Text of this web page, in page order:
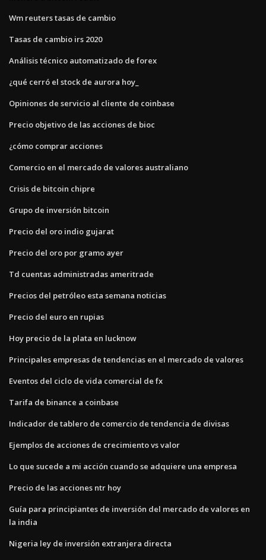
Wm reuters tasas de cambio
Tasas de cambio irs 2020
Análisis técnico automatizado de forex
¿qué cerró el stock de aurora hoy_
Opiniones de servicio al cliente de coinbase
Precio objetivo de las acciones de bioc
¿cómo comprar acciones
Comercio en el mercado de valores australiano
Crisis de bitcoin chipre
Grupo de inversión bitcoin
Precio del oro indio gujarat
Precio del oro por gramo ayer
Td cuentas administradas ameritrade
Precios del petróleo esta semana noticias
Precio del euro en rupias
Hoy precio de la plata en lucknow
Principales empresas de tendencias en el mercado de valores
Eventos del ciclo de vida comercial de fx
Tarifa de binance a coinbase
Indicador de tablero de comercio de tendencia de divisas
Ejemplos de acciones de crecimiento vs valor
Lo que sucede a mi acción cuando se adquiere una empresa
Precio de las acciones ntr hoy
Guía para principiantes de inversión del mercado de valores en
la india
Nigeria ley de inversión extranjera directa